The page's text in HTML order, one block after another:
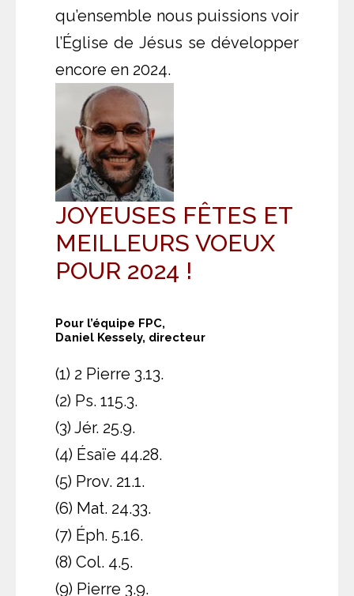
qu’ensemble nous puissions voir
l’Église de Jésus se développer
encore en 2024.
JOYEUSES FÊTES ET
MEILLEURS VOEUX
POUR 2024 !
Pour l’équipe FPC,
Daniel Kessely, directeur
(1) 2 Pierre 3.13.
(2) Ps. 115.3.
(3) Jér. 25.9.
(4) Ésaïe 44.28.
(5) Prov. 21.1.
(6) Mat. 24.33.
(7) Éph. 5.16.
(8) Col. 4.5.
(9) Pierre 3.9.